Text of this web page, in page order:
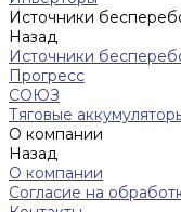
Источники
Назад
Источники
Прогресс
СОЮЗ
Тяговые
О компании
Назад
О компании
Согласие на